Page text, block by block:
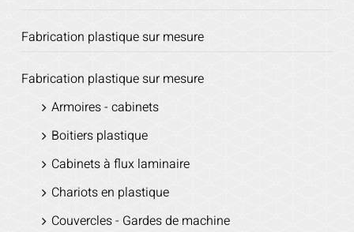
Fabrication plastique sur mesure
Fabrication plastique sur mesure
Armoires - cabinets
Boitiers plastique
Cabinets à flux laminaire
Chariots en plastique
Couvercles - Gardes de machine